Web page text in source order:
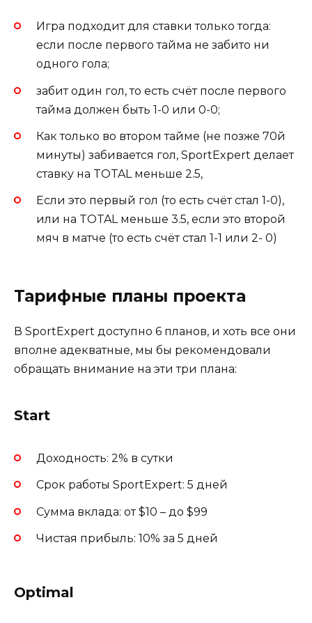
Игра подходит для ставки только тогда:
если после первого тайма не забито ни
одного гола;
забит один гол, то есть счёт после первого
тайма должен быть 1-0 или 0-0;
Как только во втором тайме (не позже 70й
минуты) забивается гол, SportExpert делает
ставку на TOTAL меньше 2.5,
Если это первый гол (то есть счёт стал 1-0),
или на TOTAL меньше 3.5, если это второй
мяч в матче (то есть счёт стал 1-1 или 2- 0)
Тарифные планы проекта
В SportExpert доступно 6 планов, и хоть все они
вполне адекватные, мы бы рекомендовали
обращать внимание на эти три плана:
Start
Доходность: 2% в сутки
Срок работы SportExpert: 5 дней
Сумма вклада: от $10 – до $99
Чистая прибыль: 10% за 5 дней
Optimal